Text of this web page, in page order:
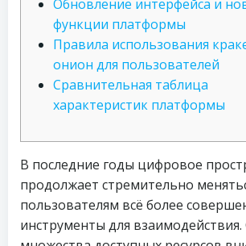
Обновление интерфейса и
функции платформы
Правила использования
онион для пользователей
Сравнительная таблица
характеристик платформы
В последние годы цифровое
продолжает стремительно
пользователям всё более
инструменты для